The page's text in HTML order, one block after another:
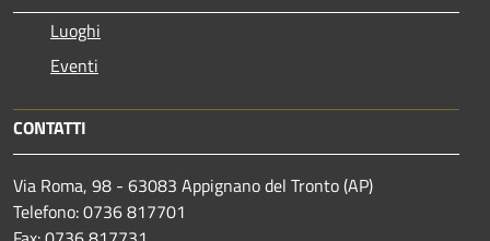
Luoghi
Eventi
CONTATTI
Via Roma, 98 - 63083 Appignano del Tronto (AP)
Telefono: 0736 817701